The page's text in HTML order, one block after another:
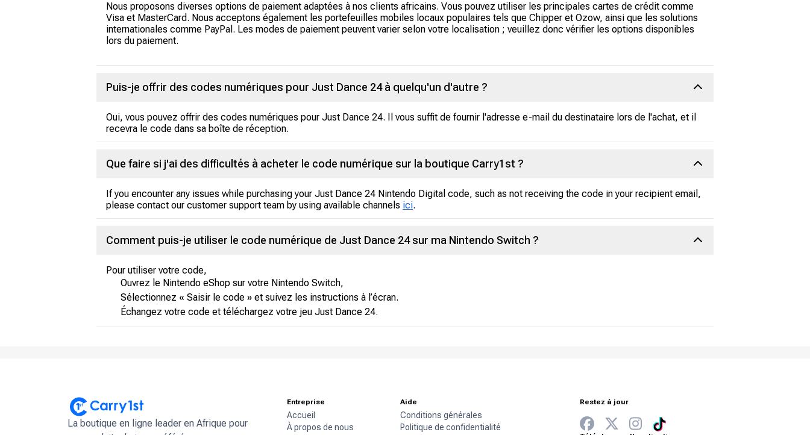
Nous proposons diverses options de paiement adaptées à nos clients africains. Vous pouvez utiliser les principales cartes de crédit comme
Visa et MasterCard. Nous acceptons également les portefeuilles mobiles locaux populaires tels que Chipper et Ozow, ainsi que les solutions
internationales comme PayPal. Les modes de paiement peuvent varier selon votre localisation ; veuillez donc vérifier les options disponibles
lors du paiement.
Puis-je offrir des codes numériques pour Just Dance 24 à quelqu'un d'autre ?
Oui, vous pouvez offrir des codes numériques pour Just Dance 24. Il vous suffit de fournir l'adresse e-mail du destinataire lors de l'achat, et il
recevra le code dans sa boîte de réception.
Que faire si j'ai des difficultés à acheter le code numérique sur la boutique Carry1st ?
If you encounter any issues while purchasing your Just Dance 24 Nintendo Digital code, such as not receiving the code in your recipient email,
please contact our customer support team by using available channels ici.
Comment puis-je utiliser le code numérique de Just Dance 24 sur ma Nintendo Switch ?
Pour utiliser votre code,
Ouvrez le Nintendo eShop sur votre Nintendo Switch,
Sélectionnez « Saisir le code » et suivez les instructions à l’écran.
Échangez votre code et téléchargez votre jeu Just Dance 24.
La boutique en ligne leader en Afrique pour
Entreprise
Accueil
À propos de nous
Aide
Conditions générales
Politique de confidentialité
Restez à jour